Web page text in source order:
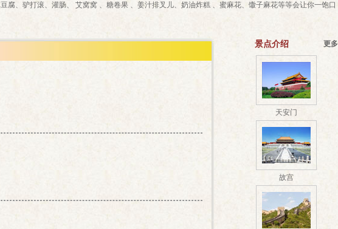
腐、驴打滚、灌肠、 艾窝窝 、糖卷果 、姜汁排叉儿、奶油炸糕 、蜜麻花、馓子麻花等等会让你一饱口
景点介绍 更多
天安门
故宫